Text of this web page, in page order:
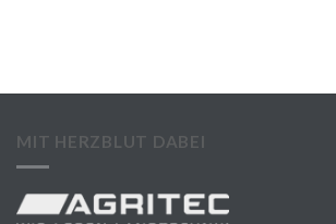
MIT HERZBLUT DABEI